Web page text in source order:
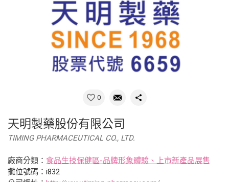
0
天明製藥股份有限公司
TIMING PHARMACEUTICAL CO., LTD.
廠商分類： 食品生技保健區-品牌形象體驗、上市新產品展售
攤位號碼：i832